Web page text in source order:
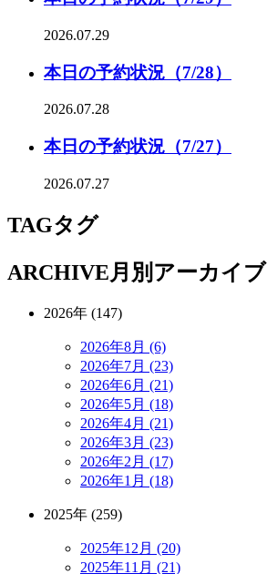
2026.07.29
本日の予約状況（7/28）
2026.07.28
本日の予約状況（7/27）
2026.07.27
TAGタグ
ARCHIVE月別アーカイブ
2026年 (147)
2026年8月 (6)
2026年7月 (23)
2026年6月 (21)
2026年5月 (18)
2026年4月 (21)
2026年3月 (23)
2026年2月 (17)
2026年1月 (18)
2025年 (259)
2025年12月 (20)
2025年11月 (21)